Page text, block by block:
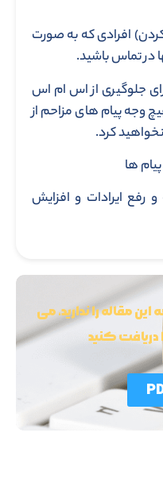
افرادی که به صورت
در تماس باشید.
جلوگیری از اس ام اس
وجه پیام های مزاحم از
کرد.
و رفع ایرادات و افزایش
مقاله را ندارید، می